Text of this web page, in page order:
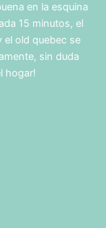
en la esquina
15 minutos, el
el old quebec se
sin duda
hogar!